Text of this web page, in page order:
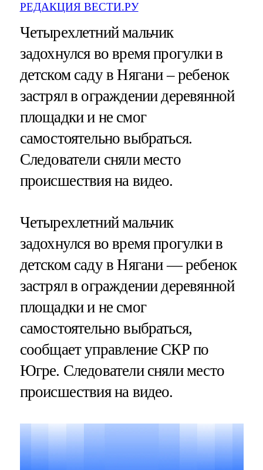
РЕДАКЦИЯ ВЕСТИ.РУ
Четырехлетний мальчик
задохнулся во время прогулки в
детском саду в Нягани – ребенок
застрял в ограждении деревянной
площадки и не смог
самостоятельно выбраться.
Следователи сняли место
происшествия на видео.
Четырехлетний мальчик
задохнулся во время прогулки в
детском саду в Нягани — ребенок
застрял в ограждении деревянной
площадки и не смог
самостоятельно выбраться,
сообщает управление СКР по
Югре. Следователи сняли место
происшествия на видео.